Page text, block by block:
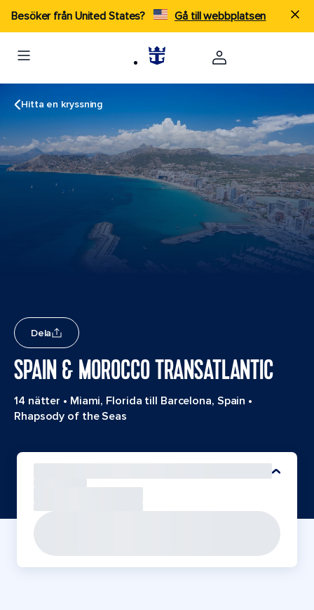
Besöker från United States? Gå till webbplatsen
Hitta en kryssning
Dela
SPAIN & MOROCCO TRANSATLANTIC
14 nätter • Miami, Florida till Barcelona, Spain •
Rhapsody of the Seas